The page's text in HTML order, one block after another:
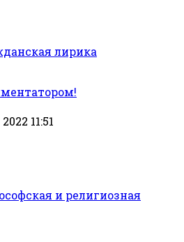
лирика
11:51
и религиозная